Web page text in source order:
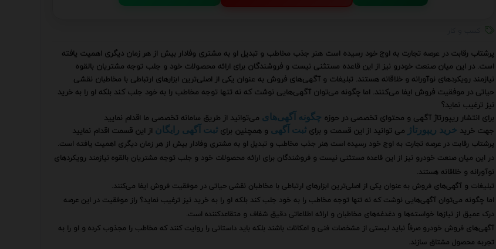
پرشتاب رقابت در عرصه تجارت به اوج خود رسیده است هنر جذب مخاطب و تبدیل او به مشتری وفادار بیش از هر زمان دیگری اهمیت یافته
است. در این میان صنعت خودرو نیز از این قاعده مستثنی نیست و فروشندگان برای ارائه محصولات خود و جلب توجه مشتریان بالقوه
نیازمند رویکردهای نوآورانه و خلاقانه هستند. تبلیغات و آگهی‌های فروش به عنوان یکی از اصلی‌ترین ابزارهای ارتباطی با مخاطبان نقشی
حیاتی در موفقیت فروش ایفا می‌کنند. اما چگونه می‌توان آگهی‌هایی نوشت که نه تنها توجه مخاطب را به خود جلب کند بلکه او را به خرید
نیز ترغیب نماید؟
برای انتشار ریپورتاژ آگهی و محتوای تخصصی در حوزه چگونه آگهی‌های می‌توانید از طریق سامانه تخصصی ما اقدام نمایید
جهت خرید خرید ریپورتاژ می توانید از این قسمت و برای ثبت آگهی و همچنین برای ثبت آگهی رایگان از این قسمت اقدام نمایید
پرشتاب رقابت در عرصه تجارت به اوج خود رسیده است هنر جذب مخاطب و تبدیل او به مشتری وفادار بیش از هر زمان دیگری اهمیت یافته است.
در این میان صنعت خودرو نیز از این قاعده مستثنی نیست و فروشندگان برای ارائه محصولات خود و جلب توجه مشتریان بالقوه نیازمند رویکردهای
نوآورانه و خلاقانه هستند.
تبلیغات و آگهی‌های فروش به عنوان یکی از اصلی‌ترین ابزارهای ارتباطی با مخاطبان نقشی حیاتی در موفقیت فروش ایفا می‌کنند.
اما چگونه می‌توان آگهی‌هایی نوشت که نه تنها توجه مخاطب را به خود جلب کند بلکه او را به خرید نیز ترغیب نماید؟ راز موفقیت در این عرصه
درک عمیق از نیازها خواسته‌ها و دغدغه‌های مخاطبان و ارائه اطلاعاتی دقیق شفاف و متقاعدکننده است.
آگهی‌های فروش خودرو صرفاً نباید لیستی از مشخصات فنی و امکانات باشند بلکه باید داستانی را روایت کنند که مخاطب را مجذوب کرده و او را به
تجربه محصول مشتاق سازند.